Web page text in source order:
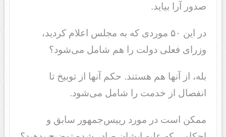
صدور آرا بیاید.
در این ۵٠ موردی که به مجلس اعلام کردید،
وزرای فعلی دولت را هم شامل می‌شود؟
بله، از آنها هم هستند. حکم آنها از توبیخ تا
انفصال از خدمت را شامل می‌شود.
ممکن است در مورد رییس‌جمهور سابق و